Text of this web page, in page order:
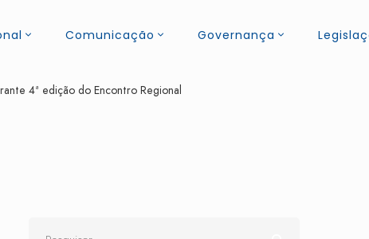
Comunicação Governança
4ª edição do Encontro Regional